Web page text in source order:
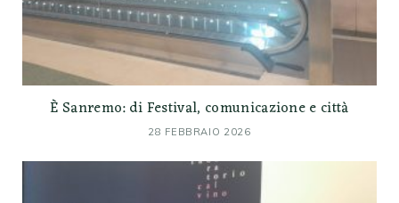
È Sanremo: di Festival, comunicazione e città
28 FEBBRAIO 2026